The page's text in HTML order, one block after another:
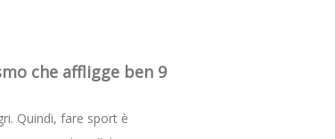
che affligge ben 9
Quindi, fare sport è